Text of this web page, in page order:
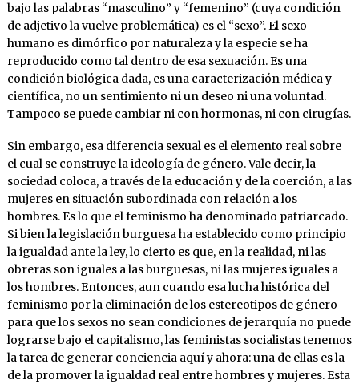
bajo las palabras “masculino” y “femenino” (cuya condición
de adjetivo la vuelve problemática) es el “sexo”. El sexo
humano es dimórfico por naturaleza y la especie se ha
reproducido como tal dentro de esa sexuación. Es una
condición biológica dada, es una caracterización médica y
científica, no un sentimiento ni un deseo ni una voluntad.
Tampoco se puede cambiar ni con hormonas, ni con cirugías.
Sin embargo, esa diferencia sexual es el elemento real sobre
el cual se construye la ideología de género. Vale decir, la
sociedad coloca, a través de la educación y de la coerción, a las
mujeres en situación subordinada con relación a los
hombres. Es lo que el feminismo ha denominado patriarcado.
Si bien la legislación burguesa ha establecido como principio
la igualdad ante la ley, lo cierto es que, en la realidad, ni las
obreras son iguales a las burguesas, ni las mujeres iguales a
los hombres. Entonces, aun cuando esa lucha histórica del
feminismo por la eliminación de los estereotipos de género
para que los sexos no sean condiciones de jerarquía no puede
lograrse bajo el capitalismo, las feministas socialistas tenemos
la tarea de generar conciencia aquí y ahora: una de ellas es la
de la promover la igualdad real entre hombres y mujeres. Esta